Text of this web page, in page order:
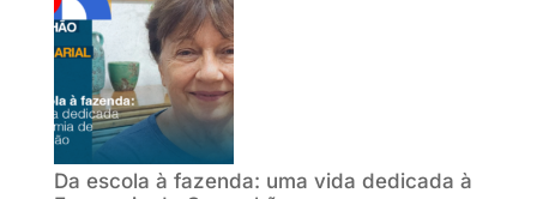
Da escola à fazenda: uma vida dedicada à